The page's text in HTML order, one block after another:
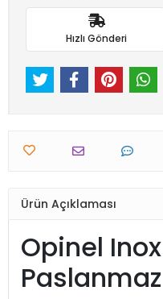
Hızlı Gönderi
Ürün Açıklaması
Opinel